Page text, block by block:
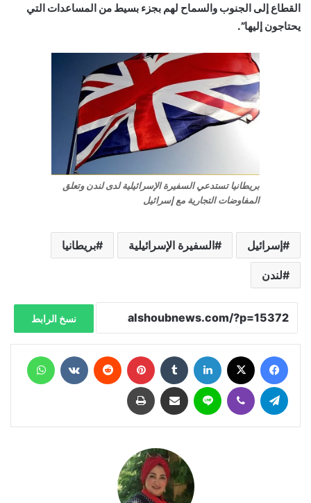
القطاع إلى الجنوب والسماح لهم بجزء بسيط من المساعدات التي
يحتاجون إليها”.
بريطانيا تستدعي السفيرة الإسرائيلية لدى لندن وتعلق
المفاوضات التجارية مع إسرائيل
إسرائيل السفيرة الإسرائيلية بريطانيا
لندن
نسخ الرابط